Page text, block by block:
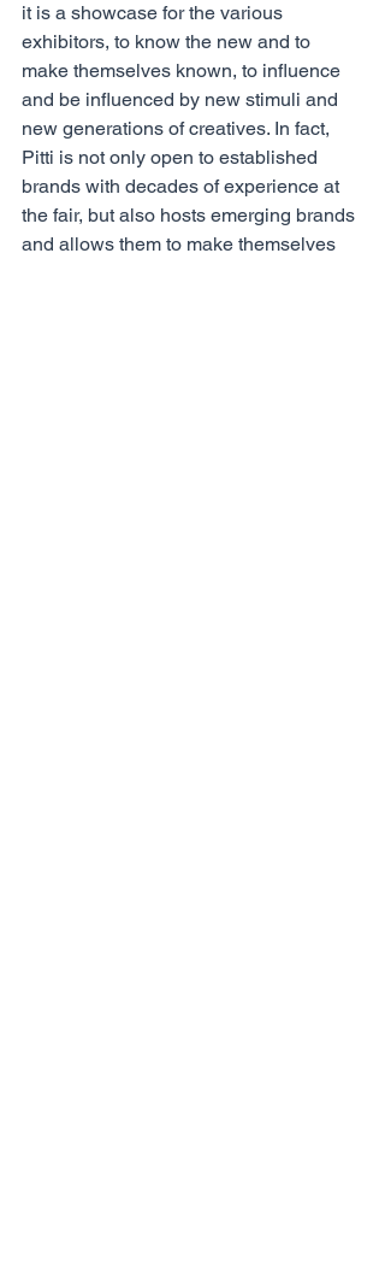
it is a showcase for the various
exhibitors, to know the new and to
make themselves known, to influence
and be influenced by new stimuli and
new generations of creatives. In fact,
Pitti is not only open to established
brands with decades of experience at
the fair, but also hosts emerging brands
and allows them to make themselves